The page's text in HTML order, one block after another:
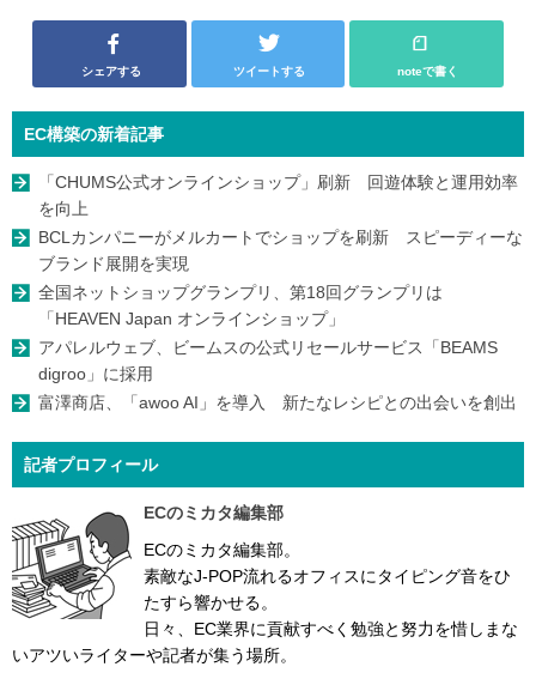
シェアする ツイートする noteで書く
EC構築の新着記事
「CHUMS公式オンラインショップ」刷新 回遊体験と運用効率
を向上
BCLカンパニーがメルカートでショップを刷新 スピーディーな
ブランド展開を実現
全国ネットショップグランプリ、第18回グランプリは
「HEAVEN Japan オンラインショップ」
アパレルウェブ、ビームスの公式リセールサービス「BEAMS
digroo」に採用
富澤商店、「awoo AI」を導入 新たなレシピとの出会いを創出
記者プロフィール
ECのミカタ編集部
ECのミカタ編集部。
素敵なJ-POP流れるオフィスにタイピング音をひ
たすら響かせる。
日々、EC業界に貢献すべく勉強と努力を惜しまな
いアツいライターや記者が集う場所。